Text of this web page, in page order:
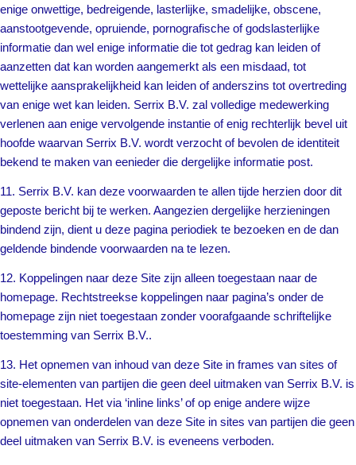
enige onwettige, bedreigende, lasterlijke, smadelijke, obscene,
aanstootgevende, opruiende, pornografische of godslasterlijke
informatie dan wel enige informatie die tot gedrag kan leiden of
aanzetten dat kan worden aangemerkt als een misdaad, tot
wettelijke aansprakelijkheid kan leiden of anderszins tot overtreding
van enige wet kan leiden. Serrix B.V. zal volledige medewerking
verlenen aan enige vervolgende instantie of enig rechterlijk bevel uit
hoofde waarvan Serrix B.V. wordt verzocht of bevolen de identiteit
bekend te maken van eenieder die dergelijke informatie post.
11. Serrix B.V. kan deze voorwaarden te allen tijde herzien door dit
geposte bericht bij te werken. Aangezien dergelijke herzieningen
bindend zijn, dient u deze pagina periodiek te bezoeken en de dan
geldende bindende voorwaarden na te lezen.
12. Koppelingen naar deze Site zijn alleen toegestaan naar de
homepage. Rechtstreekse koppelingen naar pagina’s onder de
homepage zijn niet toegestaan zonder voorafgaande schriftelijke
toestemming van Serrix B.V..
13. Het opnemen van inhoud van deze Site in frames van sites of
site-elementen van partijen die geen deel uitmaken van Serrix B.V. is
niet toegestaan. Het via ‘inline links’ of op enige andere wijze
opnemen van onderdelen van deze Site in sites van partijen die geen
deel uitmaken van Serrix B.V. is eveneens verboden.